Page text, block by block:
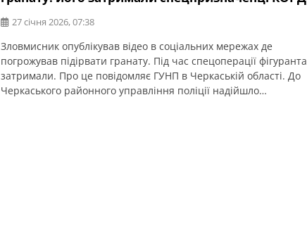
27 січня 2026, 07:38
Зловмисник опублікував відео в соціальних мережах де
погрожував підірвати гранату. Під час спецоперації фігуранта
затримали. Про це повідомляє ГУНП в Черкаській області. До
Черкаського районного управління поліції надійшло